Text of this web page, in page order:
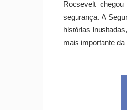
Roosevelt
segurança. A
histórias
mais importante da